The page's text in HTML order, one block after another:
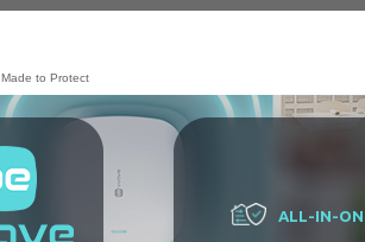
Made to Protect
ALL-IN-